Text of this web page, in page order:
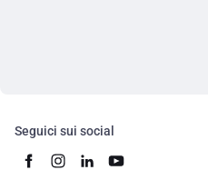
Seguici sui social